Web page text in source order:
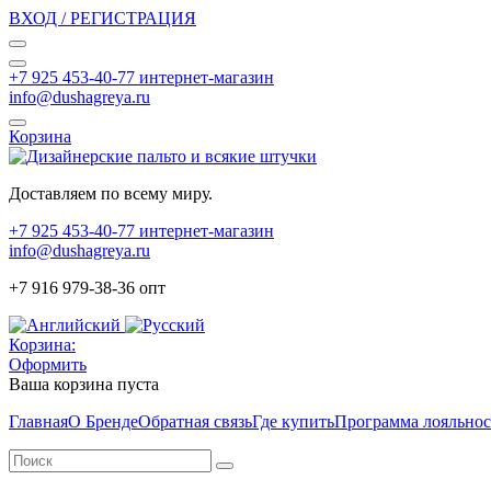
ВХОД / РЕГИСТРАЦИЯ
+7 925 453-40-77 интернет-магазин
info@dushagreya.ru
Корзина
Доставляем по всему миру.
+7 925 453-40-77 интернет-магазин
info@dushagreya.ru
+7 916 979-38-36 опт
Корзина:
Оформить
Ваша корзина пуста
ГлавнаяО БрендеОбратная связьГде купитьПрограмма